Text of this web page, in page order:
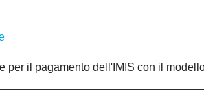
per il pagamento dell'IMIS con il